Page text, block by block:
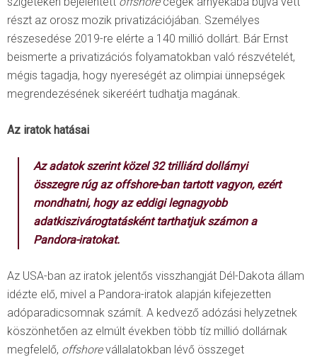
részt az orosz mozik privatizációjában. Személyes
részesedése 2019-re elérte a 140 millió dollárt. Bár Ernst
beismerte a privatizációs folyamatokban való részvételét,
mégis tagadja, hogy nyereségét az olimpiai ünnepségek
megrendezésének sikeréért tudhatja magának.
Az iratok hatásai
Az adatok szerint közel 32 trilliárd dollárnyi
összegre rúg azoffshore-ban tartott vagyon, ezért
mondhatni, hogy az eddigi legnagyobb
adatkiszivárogtatásként tarthatjuk számon a
Pandora-iratokat.
Az USA-ban az iratok jelentős visszhangját Dél-Dakota állam
idézte elő, mivel a Pandora-iratok alapján kifejezetten
adóparadicsomnak számít. A kedvező adózási helyzetnek
köszönhetően az elmúlt években több tíz millió dollárnak
megfelelő, offshorevállalatokban lévő összeget